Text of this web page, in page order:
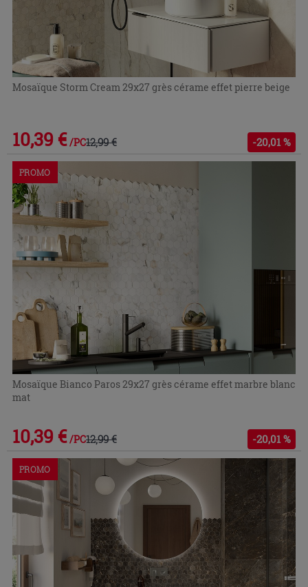
Mosaïque Storm Cream 29x27 grès cérame effet pierre beige
10,39 € /PC12,99 € -20,01 %
PROMO
Mosaïque Bianco Paros 29x27 grès cérame effet marbre blanc
mat
10,39 € /PC12,99 € -20,01 %
PROMO